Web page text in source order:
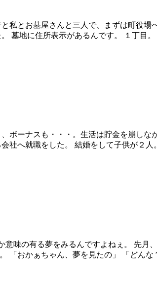
私とお墓屋さんと三人で、まずは町役
墓地に住所表示があるんです。 １丁目
ーナスも・・・。生活は貯金を崩しな
へ就職をした。 結婚をして子供が２
味の有る夢をみるんですよねぇ。 先月
おかぁちゃん、夢を見たの」 「どん